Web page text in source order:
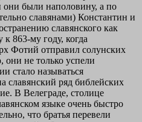
были наполовину, а по
славянами) Константин и
славянского как
863-му году, когда
Фотий отправил солунских
не только успели
стало называться
славянский ряд библейских
В Велеграде, столице
языке очень быстро
что братья перевели